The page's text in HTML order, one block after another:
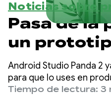
Noticias sobre
Pasa de la
un
con
Panda 2
Android Studio Panda 2
para que lo uses en
Tiempo de lectura: 3